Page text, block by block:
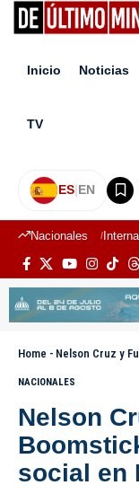
Inicio Noticias
TV
ES|EN
Nacionales
Home - Nelson Cruz y
NACIONALES
Nelson
social en